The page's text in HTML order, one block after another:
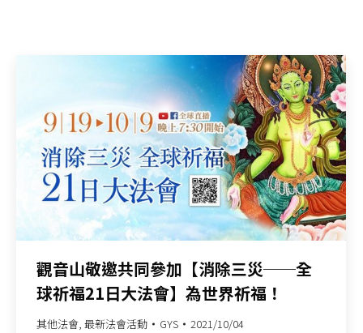
觀音山敬邀共同參加【消除三災──全
球祈福21日大法會】為世界祈福！
其他法會, 最新法會活動 GYS 2021/10/04